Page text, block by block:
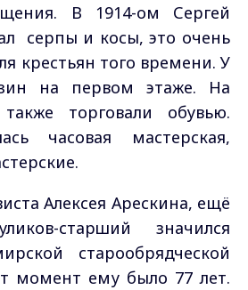
В 1914-ом Сергей
серпы и косы, это очень
крестьян того времени. У
на первом этаже. На
торговали обувью.
часовая мастерская,
Алексея Арескина, ещё
старший значился
старообрядческой
момент ему было 77 лет.